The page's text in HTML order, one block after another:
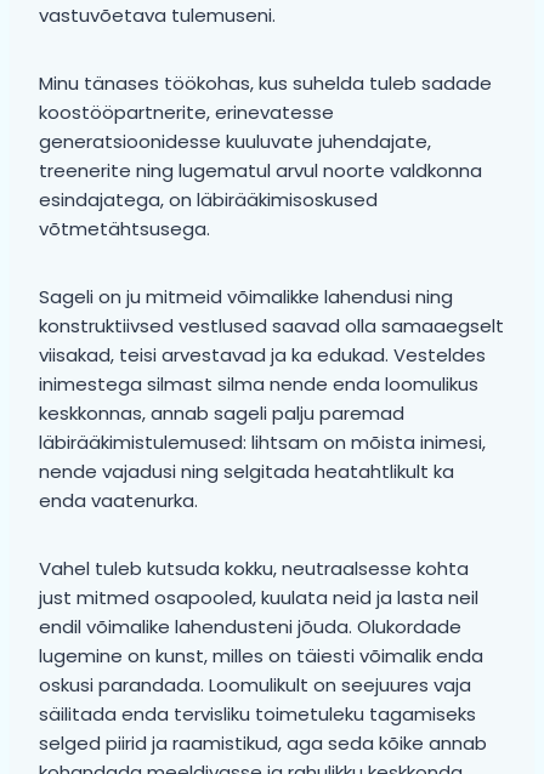
vastuvõetava tulemuseni.
Minu tänases töökohas, kus suhelda tuleb sadade
koostööpartnerite, erinevatesse
generatsioonidesse kuuluvate juhendajate,
treenerite ning lugematul arvul noorte valdkonna
esindajatega, on läbirääkimisoskused
võtmetähtsusega.
Sageli on ju mitmeid võimalikke lahendusi ning
konstruktiivsed vestlused saavad olla samaaegselt
viisakad, teisi arvestavad ja ka edukad. Vesteldes
inimestega silmast silma nende enda loomulikus
keskkonnas, annab sageli palju paremad
läbirääkimistulemused: lihtsam on mõista inimesi,
nende vajadusi ning selgitada heatahtlikult ka
enda vaatenurka.
Vahel tuleb kutsuda kokku, neutraalsesse kohta
just mitmed osapooled, kuulata neid ja lasta neil
endil võimalike lahendusteni jõuda. Olukordade
lugemine on kunst, milles on täiesti võimalik enda
oskusi parandada. Loomulikult on seejuures vaja
säilitada enda tervisliku toimetuleku tagamiseks
selged piirid ja raamistikud, aga seda kõike annab